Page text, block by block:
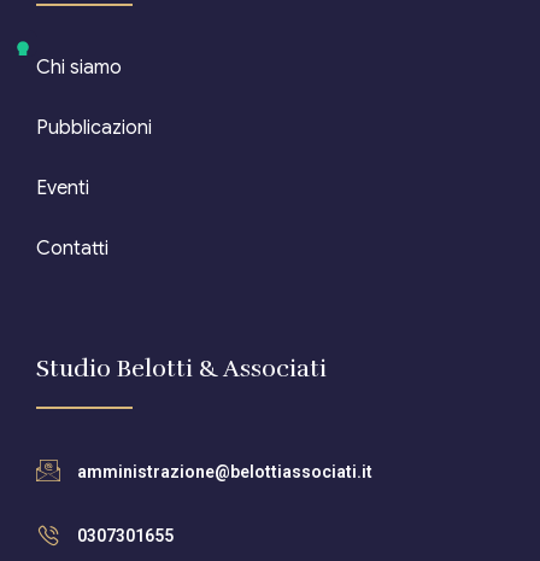
Chi siamo
Pubblicazioni
Eventi
Contatti
Studio Belotti & Associati
amministrazione@belottiassociati.it
0307301655